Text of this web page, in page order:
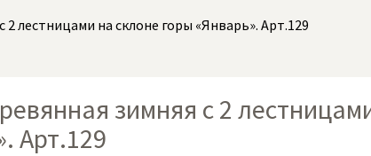
2 лестницами на склоне горы «Январь». Арт.129
зимняя с 2
Арт.129